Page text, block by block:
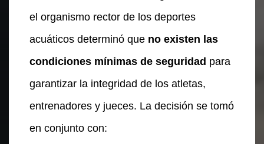
el organismo rector de los deportes
acuáticos determinó que no existen las
condiciones mínimas de seguridad para
garantizar la integridad de los atletas,
entrenadores y jueces. La decisión se tomó
en conjunto con: